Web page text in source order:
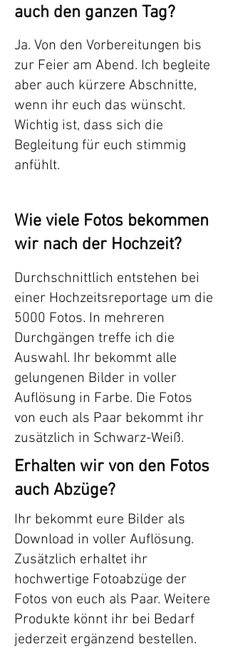
auch den ganzen Tag?
Ja. Von den Vorbereitungen bis
zur Feier am Abend. Ich begleite
aber auch kürzere Abschnitte,
wenn ihr euch das wünscht.
Wichtig ist, dass sich die
Begleitung für euch stimmig
anfühlt.
Wie viele Fotos bekommen
wir nach der Hochzeit?
Durchschnittlich entstehen bei
einer Hochzeitsreportage um die
5000 Fotos. In mehreren
Durchgängen treffe ich die
Auswahl. Ihr bekommt alle
gelungenen Bilder in voller
Auflösung in Farbe. Die Fotos
von euch als Paar bekommt ihr
zusätzlich in Schwarz-Weiß.
Erhalten wir von den Fotos
auch Abzüge?
Ihr bekommt eure Bilder als
Download in voller Auflösung.
Zusätzlich erhaltet ihr
hochwertige Fotoabzüge der
Fotos von euch als Paar. Weitere
Produkte könnt ihr bei Bedarf
jederzeit ergänzend bestellen.